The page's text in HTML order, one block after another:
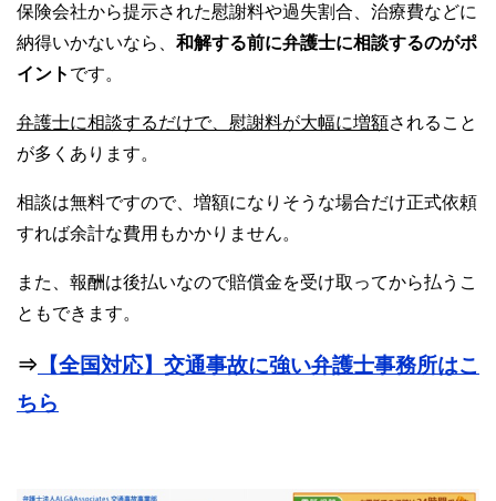
保険会社から提示された慰謝料や過失割合、治療費などに
納得いかないなら、 和解する前に弁護士に相談するのがポ
イント です。
弁護士に相談するだけで、慰謝料が大幅に増額されること
が多くあります。
相談は無料ですので、増額になりそうな場合だけ正式依頼
すれば余計な費用もかかりません。
また、報酬は後払いなので賠償金を受け取ってから払うこ
ともできます。
⇒ 【全国対応】交通事故に強い弁護士事務所はこ
ちら